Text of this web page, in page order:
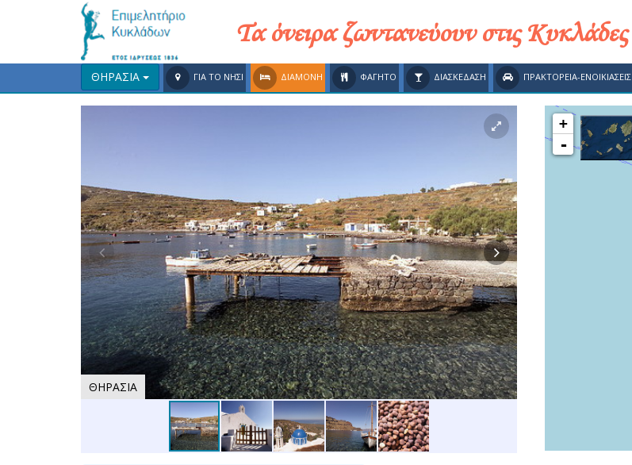
Τα όνειρα ζωντανεύουν στις Κυκλάδες
ΘΗΡΑΣΙΑ ΓΙΑ ΤΟ ΝΗΣΙ ΔΙΑΜΟΝΗ ΦΑΓΗΤΟ ΔΙΑΣΚΕΔΑΣΗ ΠΡΑΚΤΟΡΕΙΑ-ΕΝΟΙΚΙΑΣΕΙΣ
ΘΗΡΑΣΙΑ
+
-